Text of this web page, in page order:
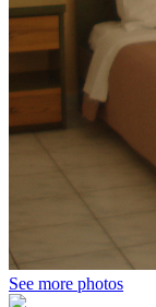
See more photos